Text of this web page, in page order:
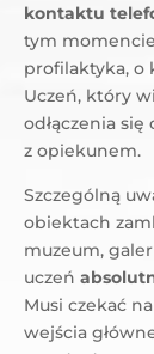
kontaktu
tym
profilaktyka, o
Uczeń, który
odłączenia
z opiekunem.
Szczególną
obiektach
muzeum,
uczeń
Musi czekać
wejścia